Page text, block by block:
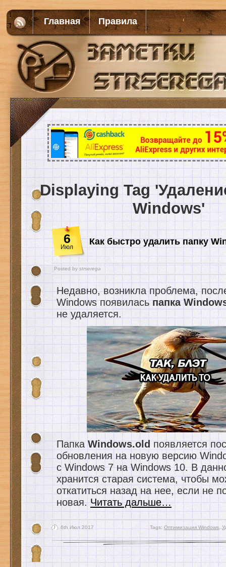
Главная Правила
Displaying Tag
Windows'
6
Июл
Как быстро удалить папку
Posted by strserega
Недавно, возникла проблема,
Windows появилась папка
не удаляется.
Папка Windows.old появляется
обновления на новую версию
с Windows 7 на Windows 10. В
хранится старая система, чтобы
откатиться назад на нее, если не
новая.Читать дальше…
6th Июл 2017 Tags: Оптимизация Windows